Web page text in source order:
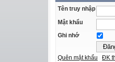
Tên truy nhập
Mật khẩu
Ghi nhớ
Quên mật khẩu ĐK